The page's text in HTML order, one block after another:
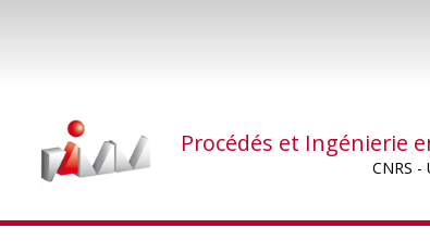
Procédés et Ingénierie
CNRS -